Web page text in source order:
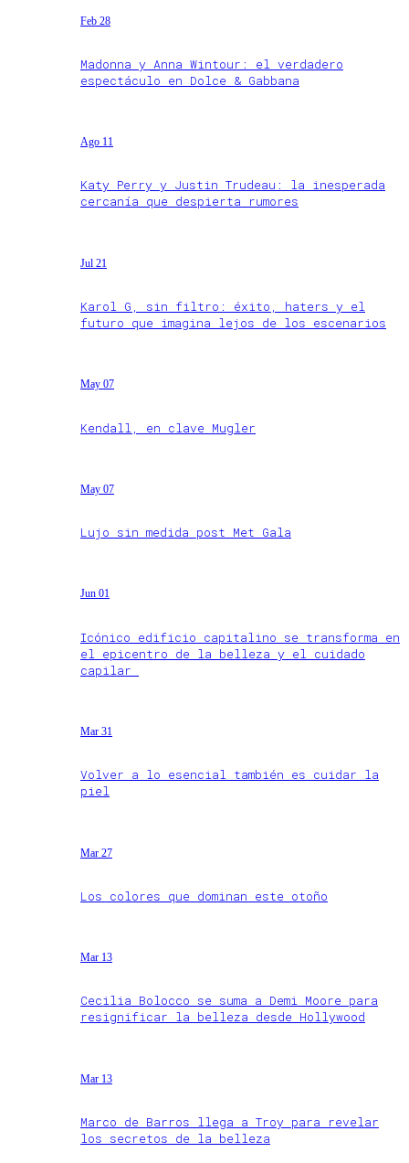
Feb 28
Madonna y Anna Wintour: el verdadero
espectáculo en Dolce & Gabbana
Ago 11
Katy Perry y Justin Trudeau: la inesperada
cercanía que despierta rumores
Jul 21
Karol G, sin filtro: éxito, haters y el
futuro que imagina lejos de los escenarios
May 07
Kendall, en clave Mugler
May 07
Lujo sin medida post Met Gala
Jun 01
Icónico edificio capitalino se transforma en
el epicentro de la belleza y el cuidado
capilar
Mar 31
Volver a lo esencial también es cuidar la
piel
Mar 27
Los colores que dominan este otoño
Mar 13
Cecilia Bolocco se suma a Demi Moore para
resignificar la belleza desde Hollywood
Mar 13
Marco de Barros llega a Troy para revelar
los secretos de la belleza